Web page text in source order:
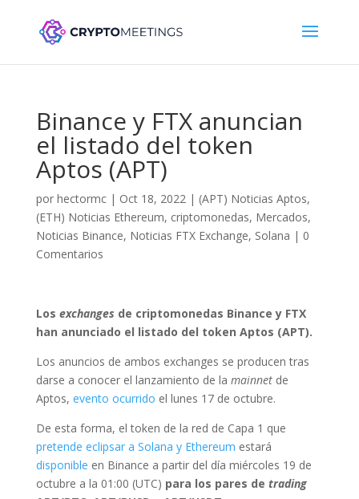
Binance y FTX anuncian
el listado del token
Aptos (APT)
por hectormc| Oct 18, 2022| (APT) Noticias Aptos,
(ETH) Noticias Ethereum, criptomonedas, Mercados,
Noticias Binance, Noticias FTX Exchange, Solana | 0
Comentarios
Los exchanges de criptomonedas Binance y FTX
han anunciado el listado del token Aptos (APT).
Los anuncios de ambos exchanges se producen tras
darse a conocer el lanzamiento de la mainnetde
Aptos, evento ocurrido el lunes 17 de octubre.
De esta forma, el token de la red de Capa 1 que
pretende eclipsar a Solana y Ethereum estará
disponible en Binance a partir del día miércoles 19 de
octubre a la 01:00 (UTC) para los pares de trading